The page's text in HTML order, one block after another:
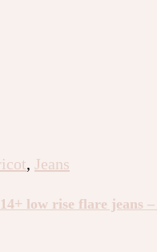
, Jeans
low rise flare jeans